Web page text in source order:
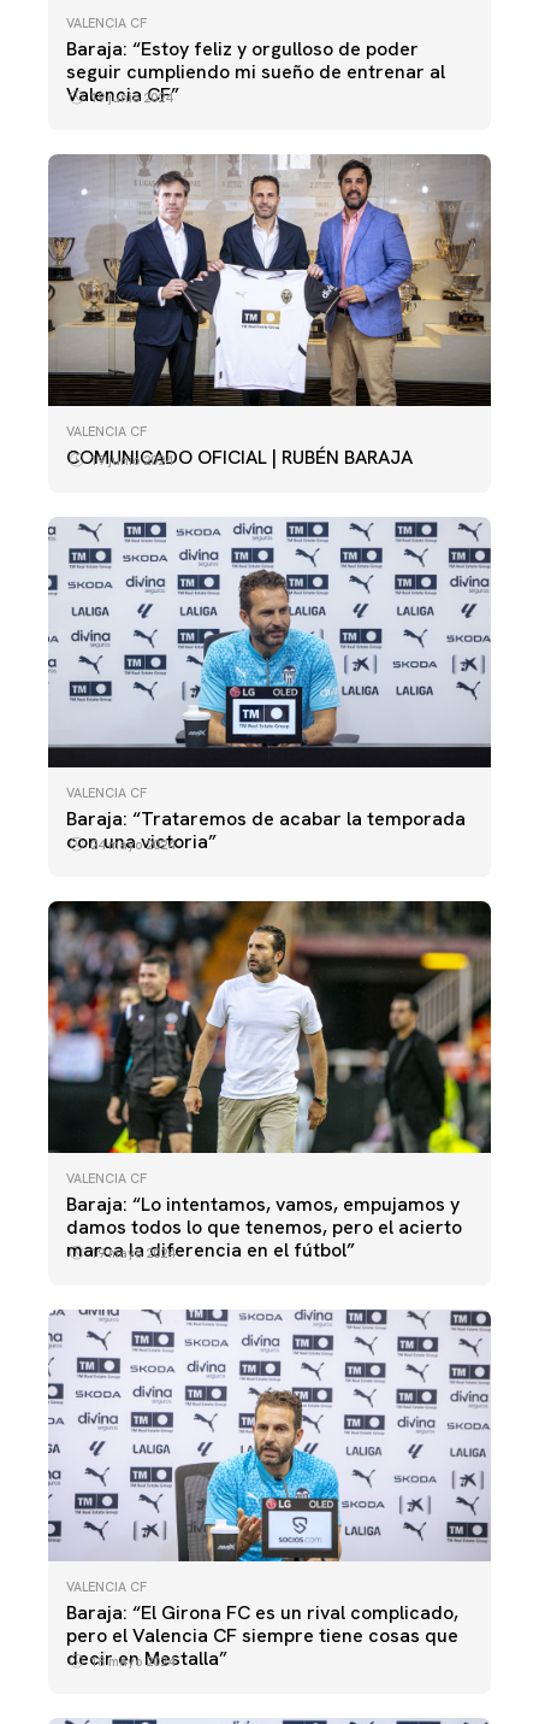
VALENCIA CF
Baraja: “Estoy feliz y orgulloso de poder
seguir cumpliendo mi sueño de entrenar al
Valencia CF”
19 junio 2024
VALENCIA CF
COMUNICADO OFICIAL | RUBÉN BARAJA
19 junio 2024
VALENCIA CF
Baraja: “Trataremos de acabar la temporada
con una victoria”
24 mayo 2024
VALENCIA CF
Baraja: “Lo intentamos, vamos, empujamos y
damos todos lo que tenemos, pero el acierto
marca la diferencia en el fútbol”
19 mayo 2024
VALENCIA CF
Baraja: “El Girona FC es un rival complicado,
pero el Valencia CF siempre tiene cosas que
decir en Mestalla”
18 mayo 2024